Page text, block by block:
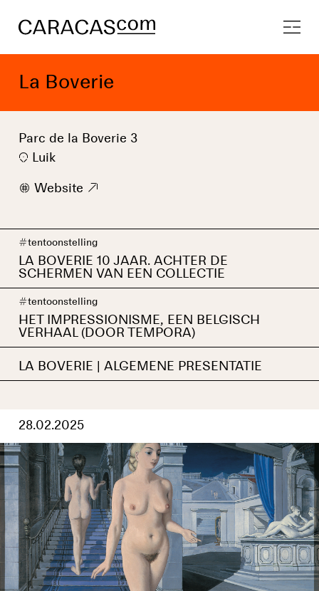
La Boverie
Parc de la Boverie 3
Luik
w Website 9
#tentoonstelling
LA BOVERIE 10 JAAR. ACHTER DE
SCHERMEN VAN EEN COLLECTIE
#tentoonstelling
HET IMPRESSIONISME, EEN BELGISCH
VERHAAL (DOOR TEMPORA)
LA BOVERIE | ALGEMENE PRESENTATIE
28.02.2025